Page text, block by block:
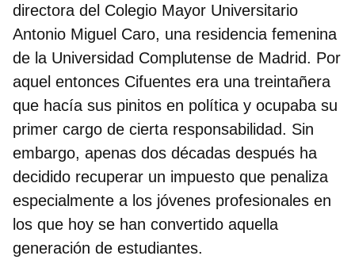
directora del Colegio Mayor Universitario
Antonio Miguel Caro, una residencia femenina
de la Universidad Complutense de Madrid. Por
aquel entonces Cifuentes era una treintañera
que hacía sus pinitos en política y ocupaba su
primer cargo de cierta responsabilidad. Sin
embargo, apenas dos décadas después ha
decidido recuperar un impuesto que penaliza
especialmente a los jóvenes profesionales en
los que hoy se han convertido aquella
generación de estudiantes.